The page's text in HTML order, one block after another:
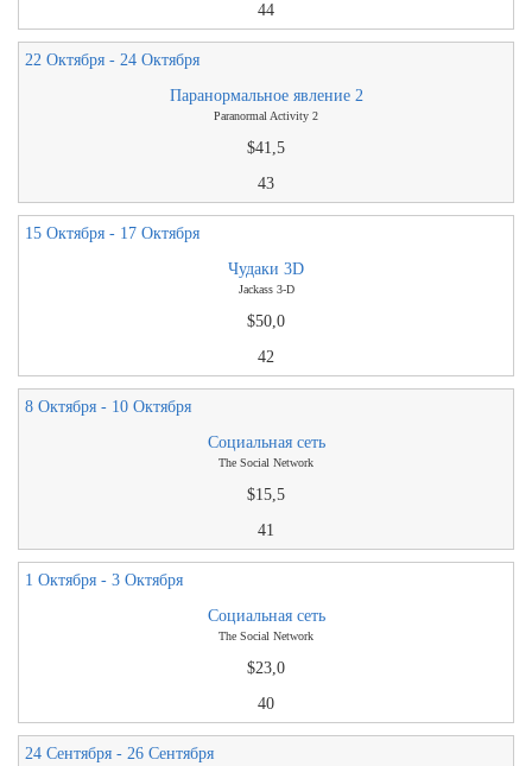
44
22 Октября - 24 Октября
Паранормальное явление 2
Paranormal Activity 2
$41,5
43
15 Октября - 17 Октября
Чудаки 3D
Jackass 3-D
$50,0
42
8 Октября - 10 Октября
Социальная сеть
The Social Network
$15,5
41
1 Октября - 3 Октября
Социальная сеть
The Social Network
$23,0
40
24 Сентября - 26 Сентября